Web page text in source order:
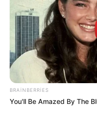
Rusiya xəbər
Bizi Facebook-da
izləyin
BRAINBERRIES
You'll Be Amazed By The